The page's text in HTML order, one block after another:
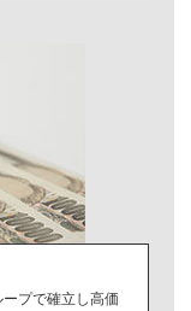
プで確立し高価